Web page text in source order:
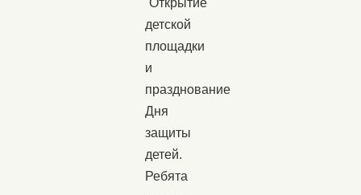
детской
площадки
и
празднование
Дня
защиты
детей.
Ребята